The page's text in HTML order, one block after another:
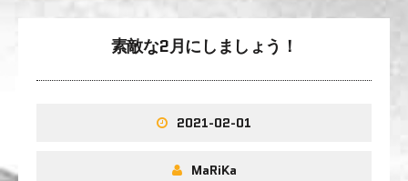
素敵な2月にしましょう！
2021-02-01
MaRiKa